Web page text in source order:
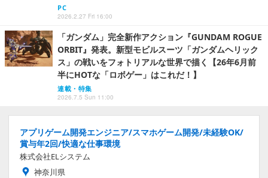
PC
2026.2.27 Fri 16:00
「ガンダム」完全新作アクション『GUNDAM ROGUE
ORBIT』発表。新型モビルスーツ「ガンダムヘリック
ス」の戦いをフォトリアルな世界で描く【26年6月前
半にHOTな「ロボゲー」はこれだ！】
連載・特集
2026.7.5 Sun 11:00
アプリゲーム開発エンジニア/スマホゲーム開発/未経験OK/
賞与年2回/快適な仕事環境
株式会社ELシステム
神奈川県